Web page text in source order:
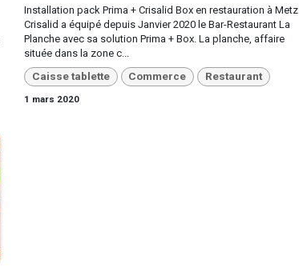
Installation pack Prima + Crisalid Box en restauration à Metz
Crisalid a équipé depuis Janvier 2020 le Bar-Restaurant La
Planche avec sa solution Prima + Box. La planche, affaire
située dans la zone c...
Caisse tablette Commerce Restaurant
1 mars 2020